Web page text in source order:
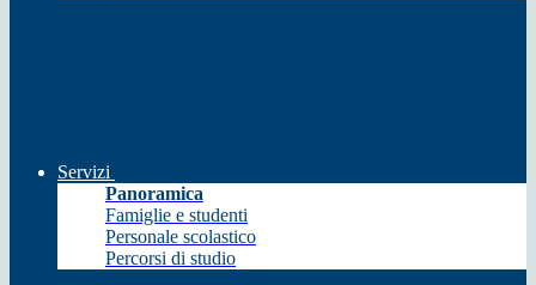
Servizi
Panoramica
Famiglie e studenti
Personale scolastico
Percorsi di studio